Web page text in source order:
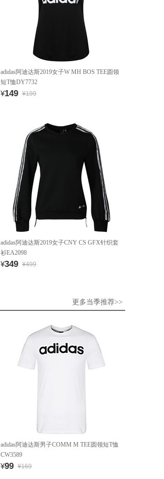
adidas阿迪达斯2019女子W MH BOS TEE圆领
短T恤DY7732
¥149 ¥199
adidas阿迪达斯2019女子CNY CS GFX针织套
衫EA2098
¥349 ¥499
更多当季推荐>>
adidas阿迪达斯男子COMM M TEE圆领短T恤
CW3589
¥99 ¥169